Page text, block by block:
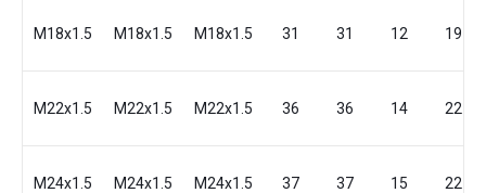
M18x1.5 M18x1.5 M18x1.5 31 31 12 19
M22x1.5 M22x1.5 M22x1.5 36 36 14 22
M24x1.5 M24x1.5 M24x1.5 37 37 15 22